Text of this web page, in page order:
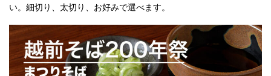
い。細切り、太切り、お好みで選べます。